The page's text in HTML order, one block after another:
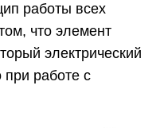
работы всех
что элемент
электрический
при работе с